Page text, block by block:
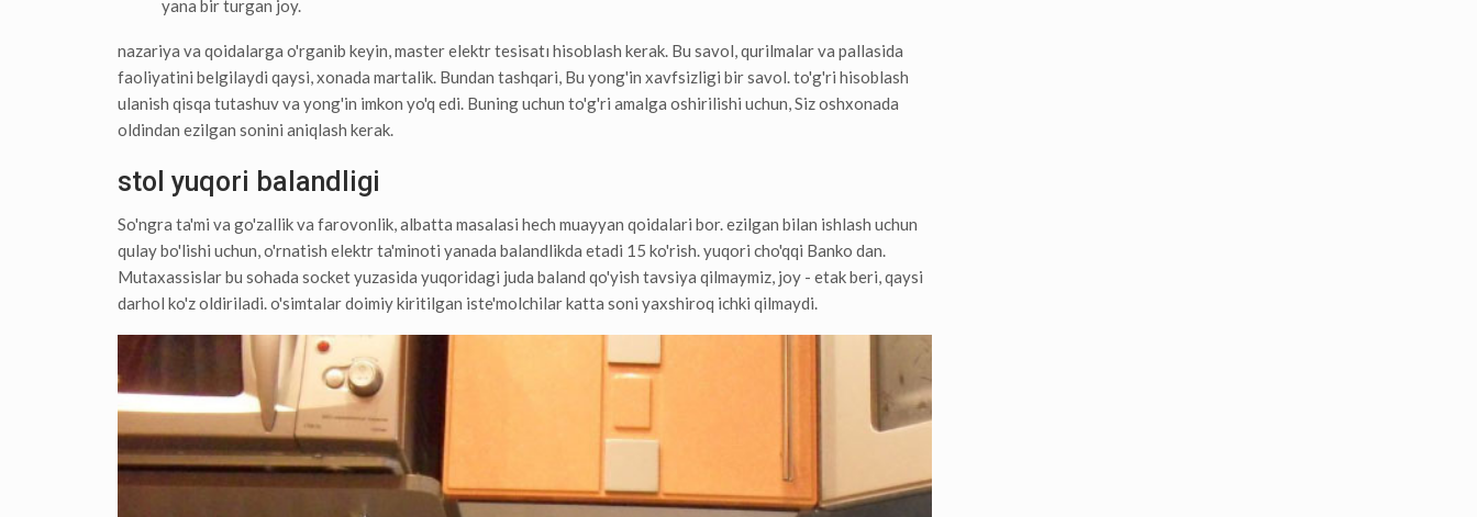
yana bir turgan joy.
nazariya va qoidalarga o'rganib keyin, master elektr tesisatı hisoblash kerak. Bu savol, qurilmalar va pallasida
faoliyatini belgilaydi qaysi, xonada martalik. Bundan tashqari, Bu yong'in xavfsizligi bir savol. to'g'ri hisoblash
ulanish qisqa tutashuv va yong'in imkon yo'q edi. Buning uchun to'g'ri amalga oshirilishi uchun, Siz oshxonada
oldindan ezilgan sonini aniqlash kerak.
stol yuqori balandligi
So'ngra ta'mi va go'zallik va farovonlik, albatta masalasi hech muayyan qoidalari bor. ezilgan bilan ishlash uchun
qulay bo'lishi uchun, o'rnatish elektr ta'minoti yanada balandlikda etadi 15 ko'rish. yuqori cho'qqi Banko dan.
Mutaxassislar bu sohada socket yuzasida yuqoridagi juda baland qo'yish tavsiya qilmaymiz, joy - etak beri, qaysi
darhol ko'z oldiriladi. o'simtalar doimiy kiritilgan iste'molchilar katta soni yaxshiroq ichki qilmaydi.